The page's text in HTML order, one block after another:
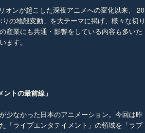
オンが起こした深夜アニメへの変化以来、 20
の地殻変動」を大テーマに掲げ、様々な切り
産業にも共通・影響をしている内容も多いた
ます。
トの最前線」
少なかった日本のアニメーション。今回は昨
「ライブエンタテイメント」の領域を「ラブ